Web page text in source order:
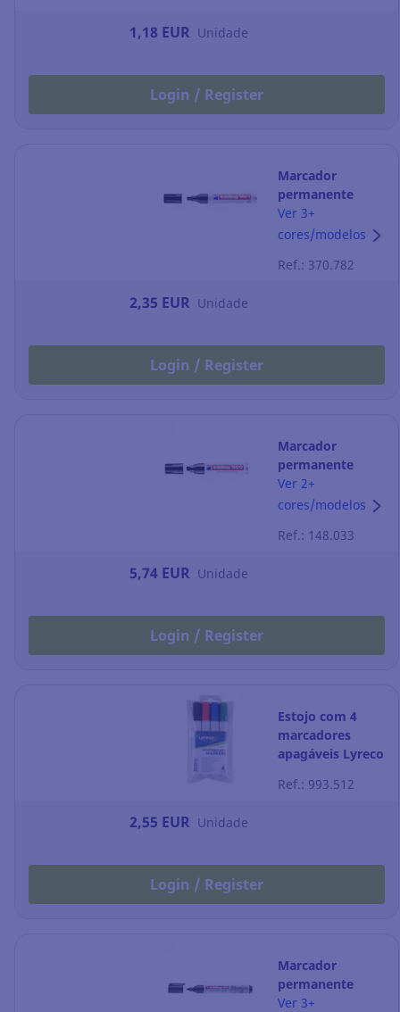
1,18 EUR Unidade
Login / Register
Marcador
permanente
Edding n.º 1 -
ponta em bisel 1-
Ver 3+
cores/modelos
Ref.: 370.782
2,35 EUR Unidade
Login / Register
Marcador
permanente
Edding 800 -
ponta em bisel 4-
Ver 2+
cores/modelos
Ref.: 148.033
5,74 EUR Unidade
Login / Register
Estojo com 4
marcadores
apagáveis Lyreco
2-5 mm
Ref.: 993.512
2,55 EUR Unidade
Login / Register
Marcador
permanente
Edding 21
Ver 3+